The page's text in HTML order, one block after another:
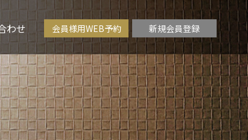
わせ 会員様用WEB予約 新規会員登録